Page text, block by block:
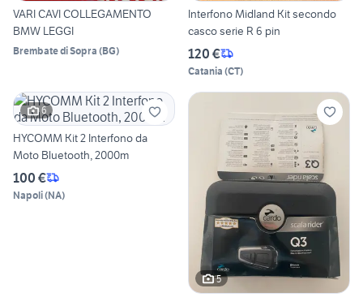
VARI CAVI COLLEGAMENTO
BMW LEGGI
Brembate di Sopra (BG)
Interfono Midland Kit secondo
casco serie R 6 pin
120 €
Catania (CT)
6
HYCOMM Kit 2 Interfono da
Moto Bluetooth, 2000m
100 €
Napoli(NA)
5